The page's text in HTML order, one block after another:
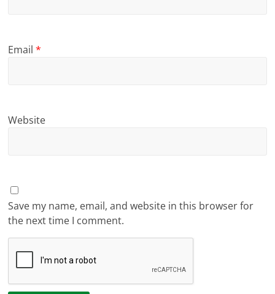
Email*
Website
Save my name, email, and website in this browser for
the next time I comment.